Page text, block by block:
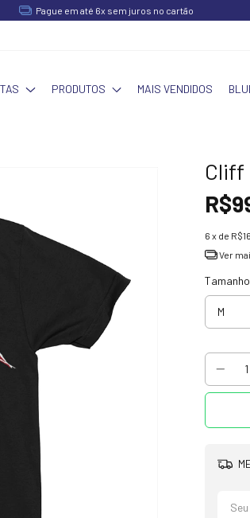
Pague em até 6x sem juros no cartão
PRODUTOS MAIS VENDIDOS
Cliff
6 x de
Ver
Tamanho